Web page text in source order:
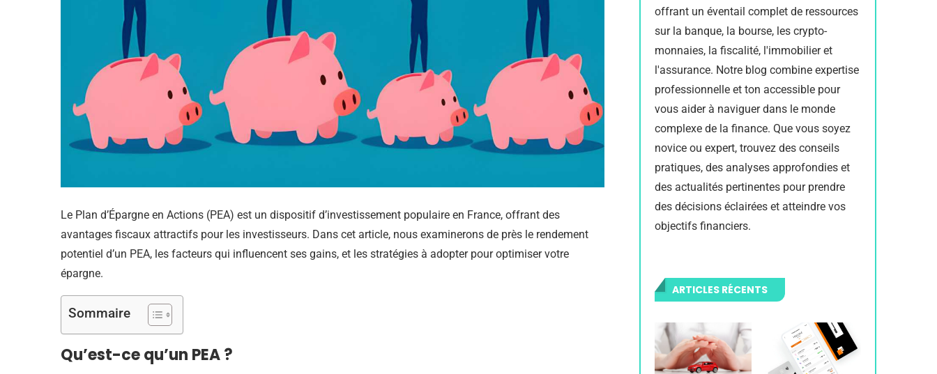
Le Plan d’Épargne en Actions (PEA) est un dispositif d’investissement populaire en France, offrant des
avantages fiscaux attractifs pour les investisseurs. Dans cet article, nous examinerons de près le rendement
potentiel d’un PEA, les facteurs qui influencent ses gains, et les stratégies à adopter pour optimiser votre
épargne.
Sommaire
Qu’est-ce qu’un PEA ?
offrant un éventail complet de ressources
sur la banque, la bourse, les crypto-
monnaies, la fiscalité, l'immobilier et
l'assurance. Notre blog combine expertise
professionnelle et ton accessible pour
vous aider à naviguer dans le monde
complexe de la finance. Que vous soyez
novice ou expert, trouvez des conseils
pratiques, des analyses approfondies et
des actualités pertinentes pour prendre
des décisions éclairées et atteindre vos
objectifs financiers.
ARTICLES RÉCENTS